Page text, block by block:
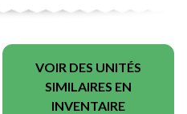
VOIR DES UNITÉS
SIMILAIRES EN
INVENTAIRE